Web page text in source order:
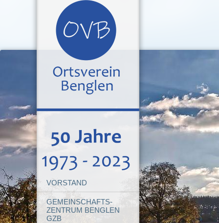
VORSTAND
GEMEINSCHAFTS-
ZENTRUM BENGLEN
GZB